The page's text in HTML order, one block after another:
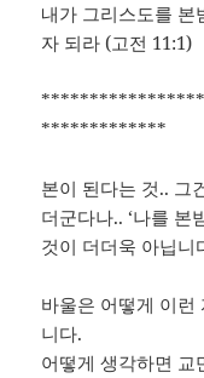
내가 그리스도를 본
자 되라 (고전 11:1)
*************
본이 된다는 것.. 그
더군다나.. ‘나를 본
것이 더더욱 아닙니
바울은 어떻게 이런
니다.
어떻게 생각하면 교